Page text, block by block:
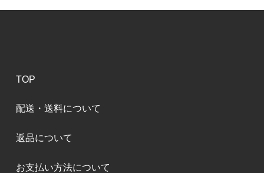
TOP
配送・送料について
返品について
お支払い方法について